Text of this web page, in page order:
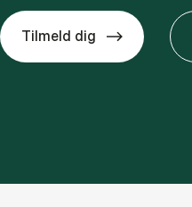
Tilmeld dig